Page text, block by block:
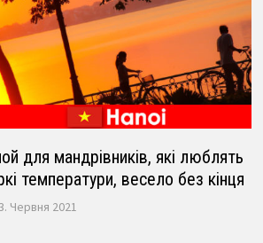
для мандрівників, які люблять
температури, весело без кінця
Червня 2021